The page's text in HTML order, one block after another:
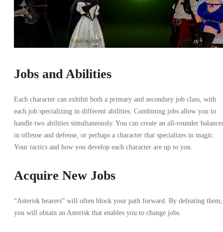
Jobs and Abilities
Each character can exhibit both a primary and secondary job class, with
each job specializing in different abilities. Combining jobs allow you to
handle two abilities simultaneously. You can create an all-rounder
in offense and defense, or perhaps a character that specializes in magic.
Your tactics and how you develop each character are up to you.
Acquire New Jobs
“Asterisk bearers” will often block your path forward. By defeating them,
you will obtain an Asterisk that enables you to change jobs.